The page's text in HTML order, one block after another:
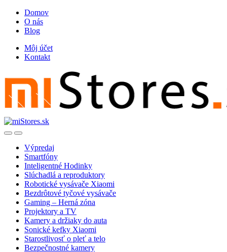
Skip
navigation
Skip
content
Domov
O nás
Blog
Môj účet
Kontakt
OpenClose
Výpredaj
Smartfóny
Inteligentné Hodinky
Slúchadlá a reproduktory
Robotické vysávače Xiaomi
Bezdrôtové tyčové vysávače
Gaming – Herná zóna
Projektory a TV
Kamery a držiaky do auta
Sonické kefky Xiaomi
Starostlivosť o pleť a telo
Bezpečnostné kamery